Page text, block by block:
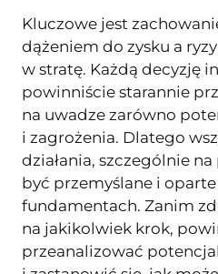
Kluczowe jest
dążeniem do zysku a
w stratę. Każdą decyzję
powinniście starannie
na uwadze zarówno
i zagrożenia. Dlatego
działania, szczególnie
być przemyślane i
fundamentach. Zanim
na jakikolwiek krok,
przeanalizować